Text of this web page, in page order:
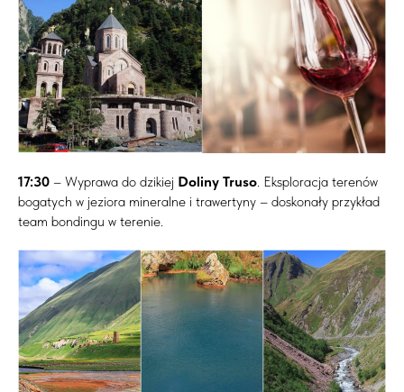
17:30 – Wyprawa do dzikiej Doliny Truso . Eksploracja terenów
bogatych w jeziora mineralne i trawertyny – doskonały przykład
team bondingu w terenie.